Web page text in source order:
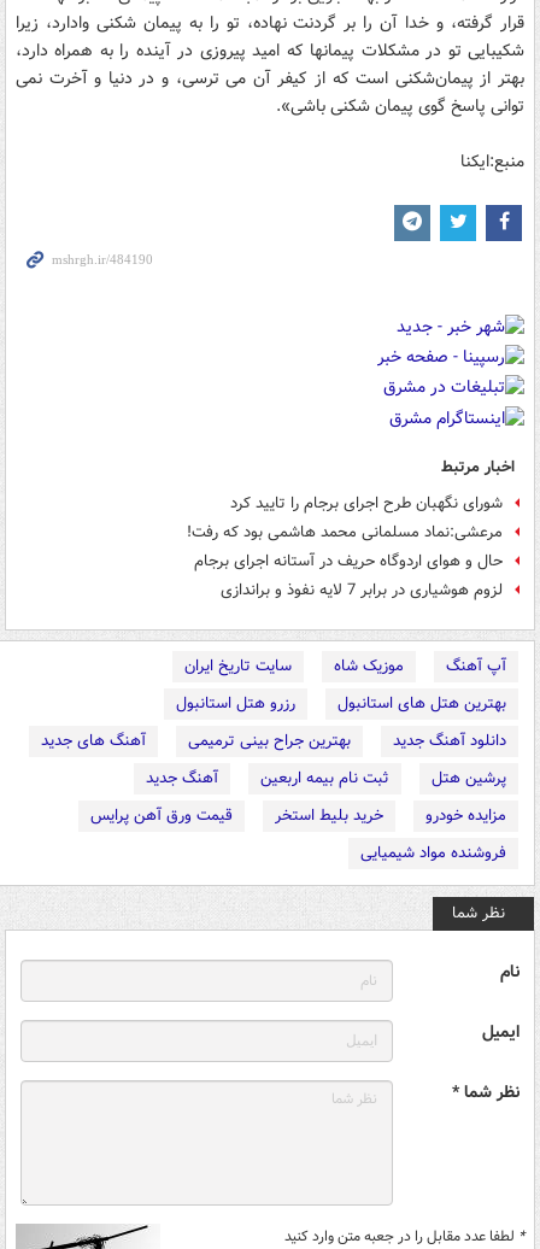
قرار گرفته، و خدا آن را بر گردنت نهاده، تو را به پیمان شکنى وادارد، زیرا
شکیبایى تو در مشکلات پیمانها که امید پیروزى در آینده را به همراه دارد،
بهتر از پیمان‌شکنى است که از کیفر آن مى ترسى، و در دنیا و آخرت نمى
توانى پاسخ گوى پیمان شکنى باشى».
منبع:ایکنا
اخبار مرتبط
شورای نگهبان طرح اجرای برجام را تایید کرد
مرعشی:نماد مسلمانی محمد هاشمی بود که رفت!
حال و هوای اردوگاه حریف در آستانه اجرای برجام
لزوم هوشیاری در برابر 7 لایه نفوذ و براندازی
آپ آهنگ موزیک شاه
سایت تاریخ ایران
بهترین هتل های استانبول
رزرو هتل استانبول
دانلود آهنگ جدید
بهترین جراح بینی ترمیمی
آهنگ های جدید
پرشین هتل
ثبت نام بیمه اربعین
آهنگ جدید
مزایده خودرو
خرید بلیط استخر
قیمت ورق آهن پرایس
فروشنده مواد شیمیایی
نظر شما
نام
ایمیل
نظر شما *
* لطفا عدد مقابل را در جعبه متن وارد کنید